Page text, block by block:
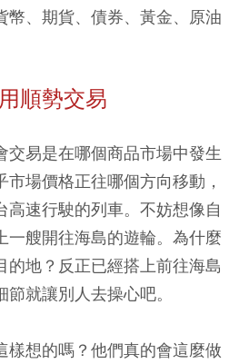
幣、期貨、債券、黃金、原油
順勢交易
交易是在哪個商品市場中發生
場價格正往哪個方向移動，
高速行駛的列車。不妨想像自
一艘開往海島的遊輪。為什麼
的地？反正已經搭上前往海島
就讓別人去操心吧。
樣想的嗎？他們真的會這麼做